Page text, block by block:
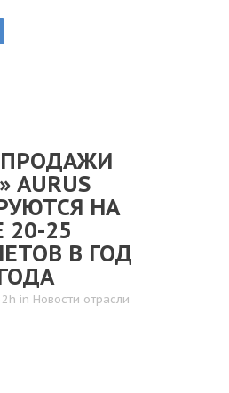
ПРОДАЖИ
AURUS
НА
20-25
В ГОД
in Новости отрасли